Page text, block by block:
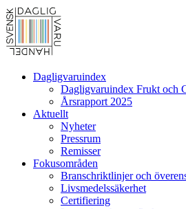
Dagligvaruindex
Dagligvaruindex Frukt och
Årsrapport 2025
Aktuellt
Nyheter
Pressrum
Remisser
Fokusområden
Branschriktlinjer och
Livsmedelssäkerhet
Certifiering